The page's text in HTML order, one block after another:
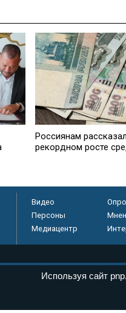
Россиянам
рекордном росте
Видео
Персоны
Медиацентр
газета» зарегистрировано в
Используя сайт